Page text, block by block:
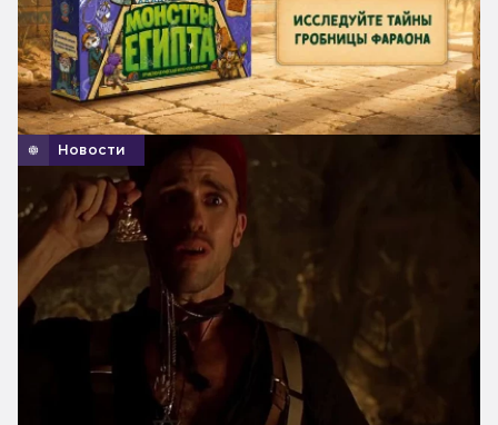
Новости